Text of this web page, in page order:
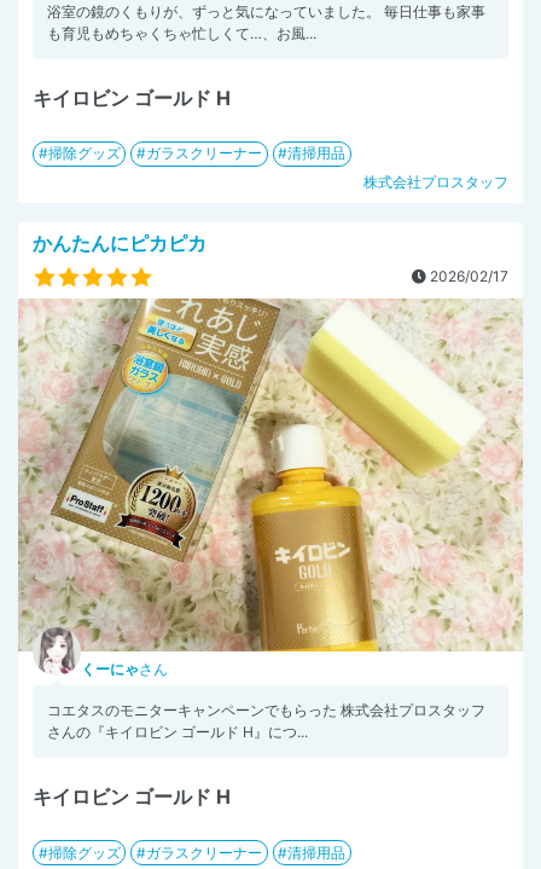
浴室の鏡のくもりが、ずっと気になっていました。 毎日仕事も家事
も育児もめちゃくちゃ忙しくて…、お風...
キイロビン ゴールド H
掃除グッズ ガラスクリーナー
清掃用品
株式会社プロスタッフ
かんたんにピカピカ
2026/02/17
くーにゃさん
コエタスのモニターキャンペーンでもらった 株式会社プロスタッフ
さんの『キイロビン ゴールド H』につ...
キイロビン ゴールド H
掃除グッズ ガラスクリーナー
清掃用品